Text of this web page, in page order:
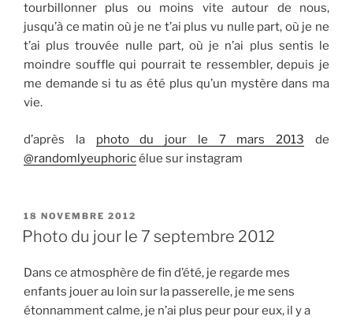
tourbillonner plus ou moins vite autour de nous,
jusqu’à ce matin où je ne t’ai plus vu nulle part, où je ne
t’ai plus trouvée nulle part, où je n’ai plus sentis le
moindre souffle qui pourrait te ressembler, depuis je
me demande si tu as été plus qu’un mystère dans ma
vie.
d’après la photo du jour le 7 mars 2013 de
@randomlyeuphoricélue sur instagram
PUBLIÉ
LE
18 NOVEMBRE 2012
Photo du jour le 7 septembre 2012
Dans ce atmosphère de fin d’été, je regarde mes
enfants jouer au loin sur la passerelle, je me sens
étonnamment calme, je n’ai plus peur pour eux, il y a